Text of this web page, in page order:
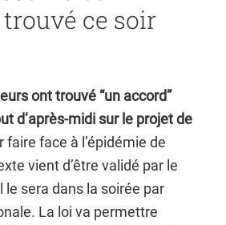
ce soir
ont trouvé “un accord”
d’après-midi sur le projet de
faire face à l’épidémie de
vient d’être validé par le
le sera dans la soirée par
La loi va permettre